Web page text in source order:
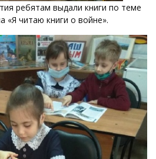
ребятам выдали книги по теме
«Я читаю книги о войне».